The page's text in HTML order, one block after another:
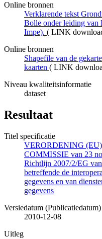
Online bronnen
Verklarende tekst
Bolle onder leiding van
Impe). ( LINK
Online bronnen
Shapefile van de
kaarten ( LINK
Niveau kwaliteitsinformatie
dataset
Resultaat
Titel specificatie
VERORDENING
COMMISSIE van 23
Richtlijn 2007/2/EG van
betreffende de
gegevens en van
gegevens
Versiedatum (Publicatiedatum)
2010-12-08
Uitleg